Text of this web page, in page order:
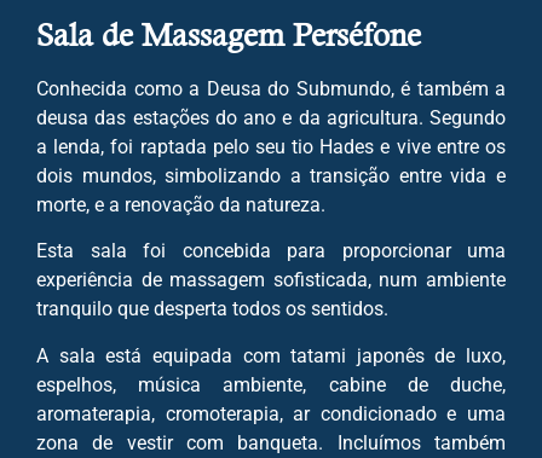
Sala de Massagem Perséfone
Conhecida como a Deusa do Submundo, é também a
deusa das estações do ano e da agricultura. Segundo
a lenda, foi raptada pelo seu tio Hades e vive entre os
dois mundos, simbolizando a transição entre vida e
morte, e a renovação da natureza.
Esta sala foi concebida para proporcionar uma
experiência de massagem sofisticada, num ambiente
tranquilo que desperta todos os sentidos.
A sala está equipada com tatami japonês de luxo,
espelhos, música ambiente, cabine de duche,
aromaterapia, cromoterapia, ar condicionado e uma
zona de vestir com banqueta. Incluímos também